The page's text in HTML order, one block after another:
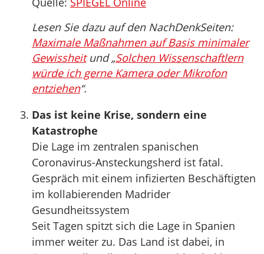
Lesen Sie dazu auf den NachDenkSeiten:
Maximale Maßnahmen auf Basis minimaler
Gewissheitund „Solchen Wissenschaftlern
würde ich gerne Kamera oder Mikrofon
entziehen“.
Das ist keine Krise, sondern eine
Katastrophe
Die Lage im zentralen spanischen
Coronavirus-Ansteckungsherd ist fatal.
Gespräch mit einem infizierten Beschäftigten
im kollabierenden Madrider
Gesundheitssystem
Seit Tagen spitzt sich die Lage in Spanien
immer weiter zu. Das Land ist dabei, in